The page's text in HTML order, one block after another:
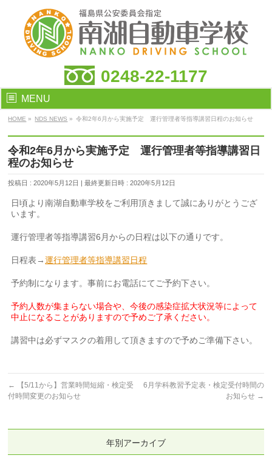
0248-22-1177
MENU
HOME » NDS NEWS » 令和2年6月から実施予定 運行管理者等指導講習日程のお知らせ
令和2年6月から実施予定 運行管理者等指導講習日
程のお知らせ
投稿日 : 2020年5月12日 最終更新日時 : 2020年5月12日
日頃より南湖自動車学校をご利用頂きまして誠にありがとうござ
います。
運行管理者等指導講習6月からの日程は以下の通りです。
日程表→運行管理者等指導講習日程
予約制になります。事前にお電話にてご予約下さい。
予約人数が集まらない場合や、今後の感染症拡大状況等によって
中止になることがありますので予めご了承ください。
講習中は必ずマスクの着用して頂きますので予めご準備下さい。
←
【5/11から】営業時間短縮・検定受
付時間変更のお知らせ
6月学科教習予定表・検定受付時間の
お知らせ →
年別アーカイブ